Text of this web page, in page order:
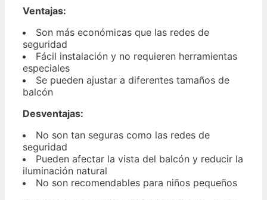
Ventajas:
Son más económicas que las redes de
seguridad
Fácil instalación y no requieren herramientas
especiales
Se pueden ajustar a diferentes tamaños de
balcón
Desventajas:
No son tan seguras como las redes de
seguridad
Pueden afectar la vista del balcón y reducir la
iluminación natural
No son recomendables para niños pequeños